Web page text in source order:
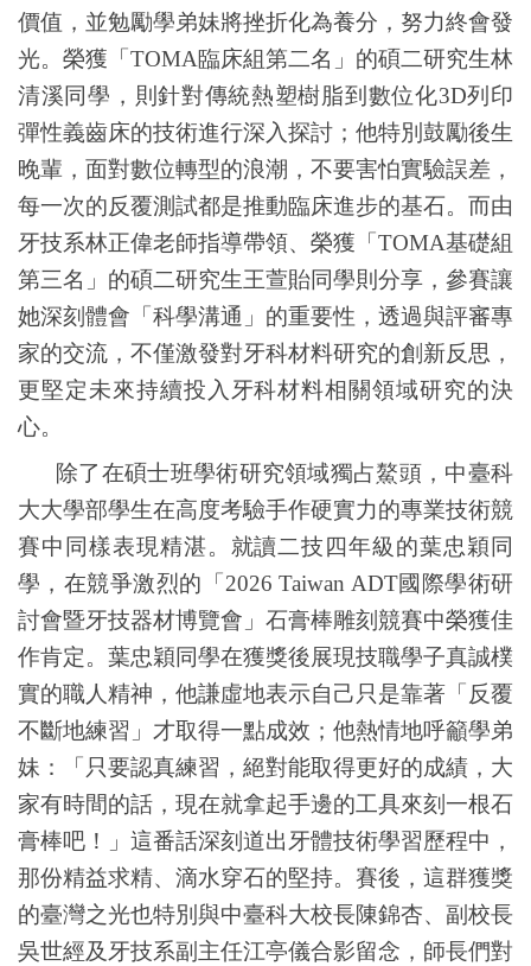
價值，並勉勵學弟妹將挫折化為養分，努力終會發
光。榮獲「 TOMA臨床組第二名」的碩二研究生林
清溪同學，則針對傳統熱塑樹脂到數位化3D列印
彈性義齒床的技術進行深入探討；他特別鼓勵後生
晚輩，面對數位轉型的浪潮，不要害怕實驗誤差，
每一次的反覆測試都是推動臨床進步的基石。而由
牙技系林正偉老師指導帶領、榮獲「 TOMA基礎組
第三名」的碩二研究生王萱貽同學則分享，參賽讓
她深刻體會「科學溝通」的重要性，透過與評審專
家的交流，不僅激發對牙科材料研究的創新反思，
更堅定未來持續投入牙科材料相關領域研究的決
心。
除了在碩士班學術研究領域獨占鰲頭，中臺科
大大學部學生在高度考驗手作硬實力的專業技術競
賽中同樣表現精湛。就讀二技四年級的葉忠穎同
學，在競爭激烈的「 2026 Taiwan ADT國際學術研
討會暨牙技器材博覽會」石膏棒雕刻競賽中榮獲佳
作肯定。葉忠穎同學在獲獎後展現技職學子真誠樸
實的職人精神，他謙虛地表示自己只是靠著「反覆
不斷地練習」才取得一點成效；他熱情地呼籲學弟
妹：「只要認真練習，絕對能取得更好的成績，大
家有時間的話，現在就拿起手邊的工具來刻一根石
膏棒吧！」這番話深刻道出牙體技術學習歷程中，
那份精益求精、滴水穿石的堅持。賽後，這群獲獎
的臺灣之光也特別與中臺科大校長陳錦杏、副校長
吳世經及牙技系副主任江亭儀合影留念，師長們對